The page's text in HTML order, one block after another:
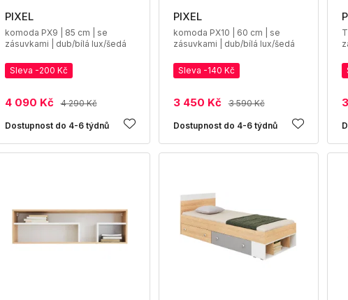
PIXEL
komoda PX9 | 85 cm | se
zásuvkami | dub/bílá lux/šedá
Sleva -200 Kč
4 090 Kč 4 290 Kč
Dostupnost do 4-6 týdnů
PIXEL
komoda PX10 | 60 cm | se
zásuvkami | dub/bílá lux/šedá
Sleva -140 Kč
3 450 Kč 3 590 Kč
Dostupnost do 4-6 týdnů